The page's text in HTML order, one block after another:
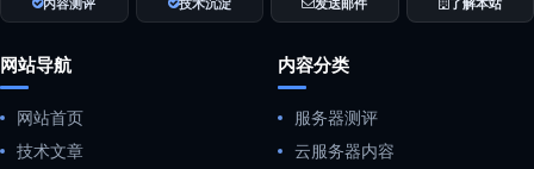
网站导航
网站首页
技术文章
内容分类
服务器测评
云服务器内容